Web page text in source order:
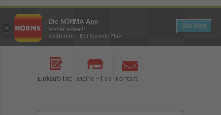
Einkaufsliste Meine Filiale Kontakt
×
Die NORMA App
Immer aktuell!
Kostenlos - Bei Google Play
Zur App